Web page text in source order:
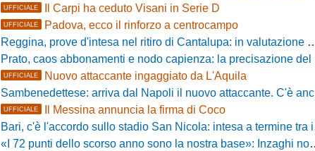
UFFICIALE Il Carpi ha ceduto Visani in Serie D
UFFICIALE Padova, ecco il rinforzo a centrocampo
Reggina, prove d'intesa nel ritiro di Cantalupa: in valutazione Blazevic e Anton
Prato, caos abbonamenti e nodo capienza: la precisazione del club laniero
UFFICIALE Nuovo attaccante ingaggiato da L'Aquila
Sambenedettese: arriva dal Napoli il nuovo attaccante. C'è anche l'ufficialità
UFFICIALE Il Messina annuncia la firma di Coco
Bari, c'è l'accordo sullo stadio San Nicola: intesa a termine tra il Comune e il club di De Laurentiis
«I 72 punti dello scorso anno sono la nostra base»: Inzaghi non si nasconde e carica l'ambiente